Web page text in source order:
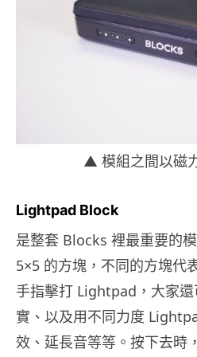
▲ 模組之間以磁
Lightpad Block
是整套 Blocks 裡最重要的
5×5 的方塊，不同的方塊代
手指擊打 Lightpad，大家
實、以及用不同力度
效、延長音等等。按下去時